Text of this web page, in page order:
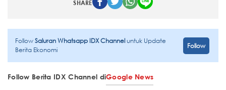
SHARE
FollowSaluran Whatsapp IDX Channeluntuk Update
Berita Ekonomi
Follow
Follow Berita IDX Channel diGoogle News